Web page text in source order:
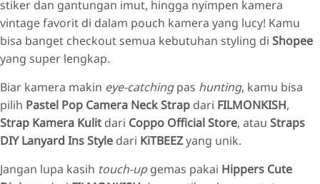
stiker dan gantungan imut, hingga nyimpen kamera
vintage favorit di dalam pouch kamera yang lucy! Kamu
bisa banget checkout semua kebutuhan styling di Shopee
yang super lengkap.
Biar kamera makin eye-catchingpas hunting, kamu bisa
pilih Pastel Pop Camera Neck Strap dari FILMONKISH,
Strap Kamera Kulit dari Coppo Official Store, atau Straps
DIY Lanyard Ins Style dari KiTBEEZyang unik.
Jangan lupa kasih touch-upgemas pakai Hippers Cute